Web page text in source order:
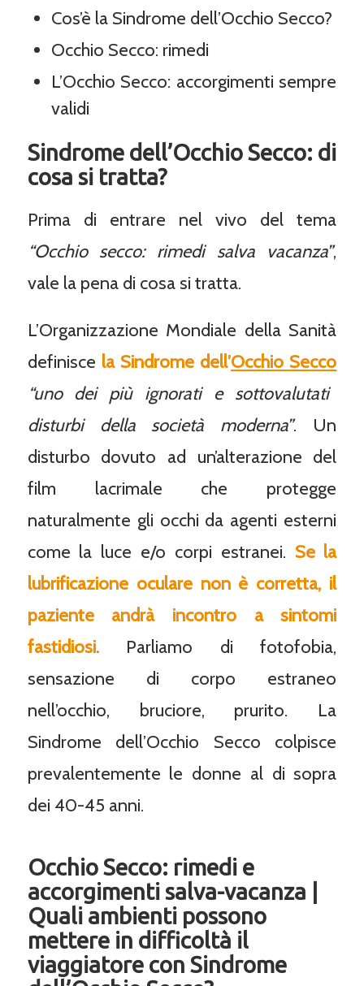
Cos’è la Sindrome dell’Occhio Secco?
Occhio Secco: rimedi
L’Occhio Secco: accorgimenti sempre
validi
Sindrome dell’Occhio Secco: di
cosa si tratta?
Prima di entrare nel vivo del tema
“Occhio secco: rimedi salva vacanza”,
vale la pena di cosa si tratta.
L’Organizzazione Mondiale della Sanità
definisce la Sindrome dell’Occhio Secco
“uno dei più ignorati e sottovalutati
disturbi della società moderna”. Un
disturbo dovuto ad un’alterazione del
film lacrimale che protegge
naturalmente gli occhi da agenti esterni
come la luce e/o corpi estranei. Se la
lubrificazione oculare non è corretta, il
paziente andrà incontro a sintomi
fastidiosi. Parliamo di fotofobia,
sensazione di corpo estraneo
nell’occhio, bruciore, prurito. La
Sindrome dell’Occhio Secco colpisce
prevalentemente le donne al di sopra
dei 40-45 anni.
Occhio Secco: rimedi e
accorgimenti salva-vacanza |
Quali ambienti possono
mettere in difficoltà il
viaggiatore con Sindrome